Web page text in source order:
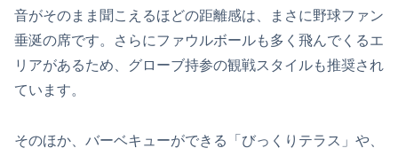
音がそのまま聞こえるほどの距離感は、まさに野球ファン
垂涎の席です。さらにファウルボールも多く飛んでくるエ
リアがあるため、グローブ持参の観戦スタイルも推奨され
ています。
そのほか、バーベキューができる「びっくりテラス」や、